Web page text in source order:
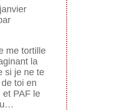
me tortille
la
si je ne te
toi en
et PAF le